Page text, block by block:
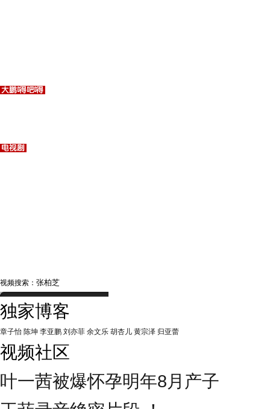
视频搜索：
独家博客
章子怡 陈坤 李亚鹏 刘亦菲 余文乐 胡杏儿 黄宗泽 归亚蕾
视频社区
叶一茜被爆怀孕明年8月产子